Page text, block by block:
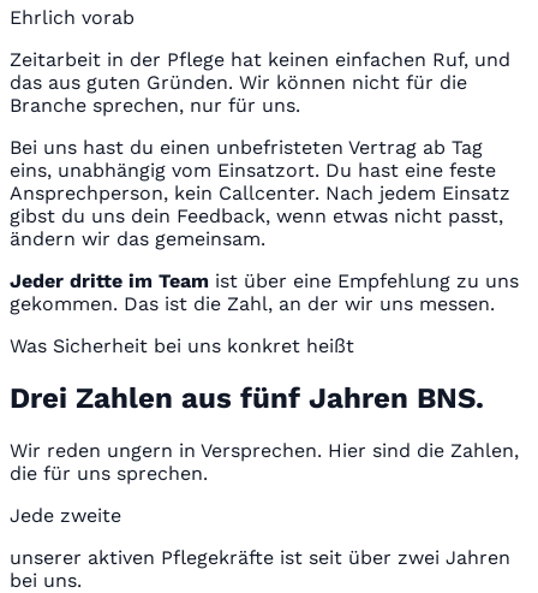
Ehrlich vorab
Zeitarbeit in der Pflege hat keinen einfachen Ruf, und
das aus guten Gründen. Wir können nicht für die
Branche sprechen, nur für uns.
Bei uns hast du einen unbefristeten Vertrag ab Tag
eins, unabhängig vom Einsatzort. Du hast eine feste
Ansprechperson, kein Callcenter. Nach jedem Einsatz
gibst du uns dein Feedback, wenn etwas nicht passt,
ändern wir das gemeinsam.
Jeder dritte im Team ist über eine Empfehlung zu uns
gekommen. Das ist die Zahl, an der wir uns messen.
Was Sicherheit bei uns konkret heißt
Drei Zahlen aus fünf Jahren BNS.
Wir reden ungern in Versprechen. Hier sind die Zahlen,
die für uns sprechen.
Jede zweite
unserer aktiven Pflegekräfte ist seit über zwei Jahren
bei uns.